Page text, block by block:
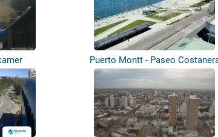
Puerto Montt - Paseo